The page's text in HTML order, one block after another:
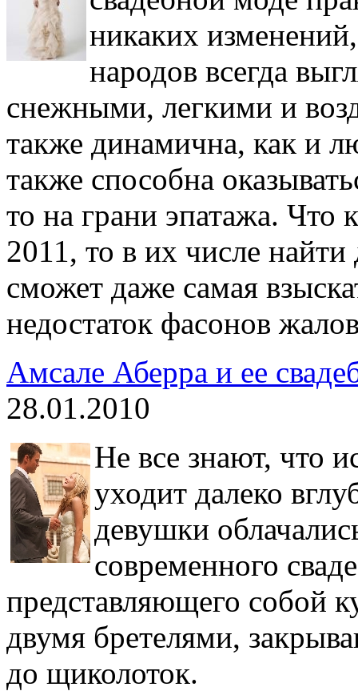
никаких
народов всегда
снежными, легкими и
также динамична, как и
также способна
то на грани эпатажа. Что
2011, то в их числе
сможет даже самая
недостаток фасонов
Амсале Аберра и ее
28.01.2010
Не все знают, что
уходит далеко
девушки
современного
представляющего собой
двумя бретелями,
до щиколоток.